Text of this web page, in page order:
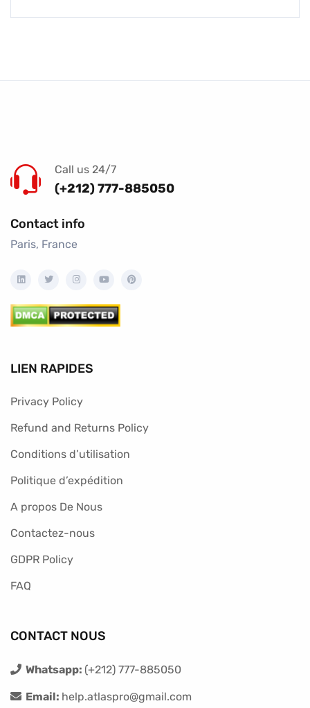
Call us 24/7
(+212) 777-885050
Contact info
Paris, France
LIEN RAPIDES
Privacy Policy
Refund and Returns Policy
Conditions d’utilisation
Politique d’expédition
A propos De Nous
Contactez-nous
GDPR Policy
FAQ
CONTACT NOUS
Whatsapp: (+212) 777-885050
Email: help.atlaspro@gmail.com